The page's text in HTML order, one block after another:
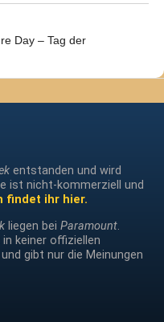
Day – Tag der
entstanden und wird
ist nicht-kommerziell und
findet ihr hier.
liegen bei Paramount.
keiner offiziellen
gibt nur die Meinungen